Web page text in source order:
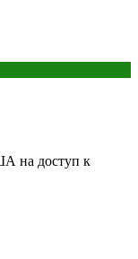
на доступ к